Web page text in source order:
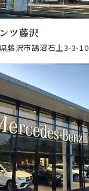
ツ藤沢
藤沢市鵠沼石上3-3-10